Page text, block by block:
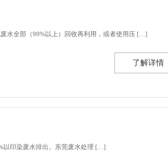
水全部（99%以上）回收再利用，或者使用压 […]
了解详情
以印染废水排出。东莞废水处理 […]